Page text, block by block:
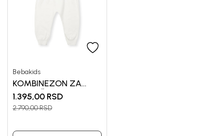
Bebakids
KOMBINEZON ZA
DEVOJČICE VIOLETA
1.395,00 RSD
2.790,00RSD